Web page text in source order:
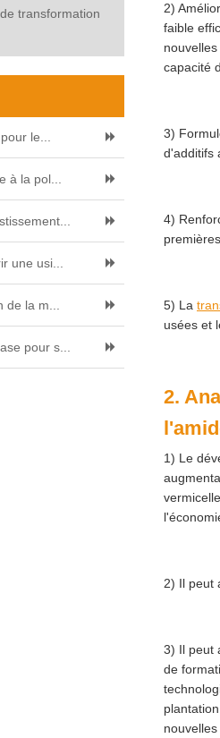
transformation
le...
à la pol...
une usi...
la m...
pour s...
2)
faible
capacité
3)
d'additifs
4)
5) La
usées et
2.
1) Le
2) Il peut
3) Il peut
de